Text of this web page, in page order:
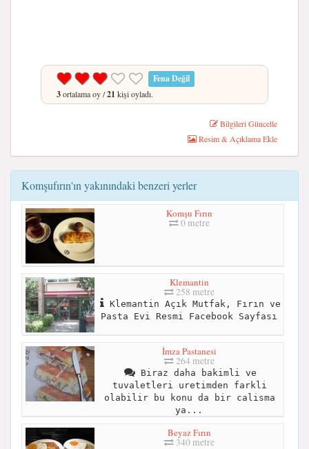
Fena Değil
3ortalama oy /21 kişi oyladı.
Bilgileri Güncelle
Resim & Açıklama Ekle
Komşufırın'ın yakınındaki benzeri yerler
Komşu Fırın
0 metre
Klemantin
258 metre
Klemantin Açık Mutfak, Fırın ve
Pasta Evi Resmi Facebook Sayfası
İmza Pastanesi
264 metre
Biraz daha bakimli ve
tuvaletleri uretimden farkli
olabilir bu konu da bir calisma
ya...
Beyaz Fırın
340 metre